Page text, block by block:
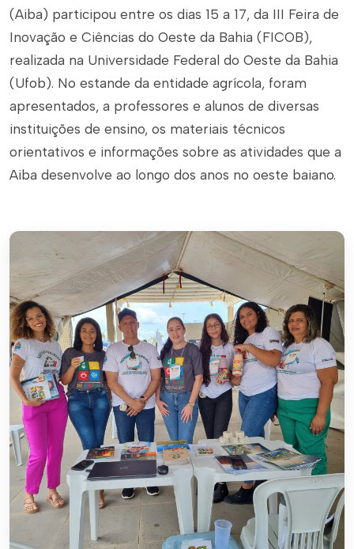
(Aiba) participou entre os dias 15 a 17, da III Feira de
Inovação e Ciências do Oeste da Bahia (FICOB),
realizada na Universidade Federal do Oeste da Bahia
(Ufob). No estande da entidade agrícola, foram
apresentados, a professores e alunos de diversas
instituições de ensino, os materiais técnicos
orientativos e informações sobre as atividades que a
Aiba desenvolve ao longo dos anos no oeste baiano.